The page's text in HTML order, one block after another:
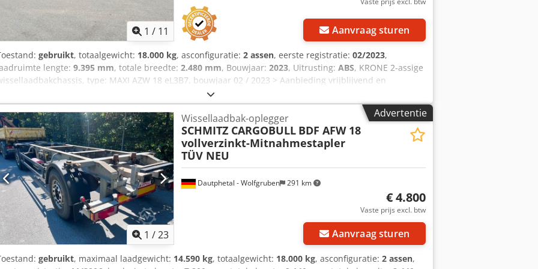
1 / 11 Aanvraag sturen
gebruikt, totaalgewicht: 18.000 kg, asconfiguratie: 2 assen, eerste registratie: 02/2023,
lengte: 9.395 mm, totale breedte: 2.480 mm, Bouwjaar: 2023, Uitrusting: ABS, KRONE 2-assige
type: MAXI AZW 18 eL3B7, bouwjaar 02 / 2023 > Aanbieding vrijblijvend en
tussentijdse verkoop voorbehouden > Totaalgewicht 18.000 kg > Technisch inzetklare staat met normale
zoals op de foto's weergegeven > Opbouw / chassis: kleur RAL 9005 / zwart > Geschikt
BDF-opbouwen 7.45 met steunhoogte van 1.020 tot 1.320 mm > Onbeladen rijhoogte: 1.080 mm >
4x 445/45 R19.5, goede staat > Assen: BPW merk > Remsysteem: EBS 4S/3M > Trekoog: in lengte
(12 x 50 mm) van 1.800 tot 2.400 mm met trekoog / 40 mm Crodpfeznivhsx Ahujf > APK +
actueel / nieuw > Luchtkoppelingen: ROOD / GEEL > Elektrische aansluitingen: ABS en 1 x 15-
stekker > Extra verzinkte achteraanrijbescherming > Direct beschikbaar en meerdere keren
> Prijs af locatie D-59269 Beckum
Advertentie
1 /23
Dautphetal - Wolfgruben 291 km
Wissellaadbak-oplegger
SCHMITZ CARGOBULL BDF AFW 18
vollverzinkt-Mitnahmestapler
TÜV NEU
€ 4.800
Vaste prijs excl. btw
Aanvraag sturen
gebruikt, maximaal laadgewicht: 14.590 kg, totaalgewicht: 18.000 kg, asconfiguratie: 2 assen,